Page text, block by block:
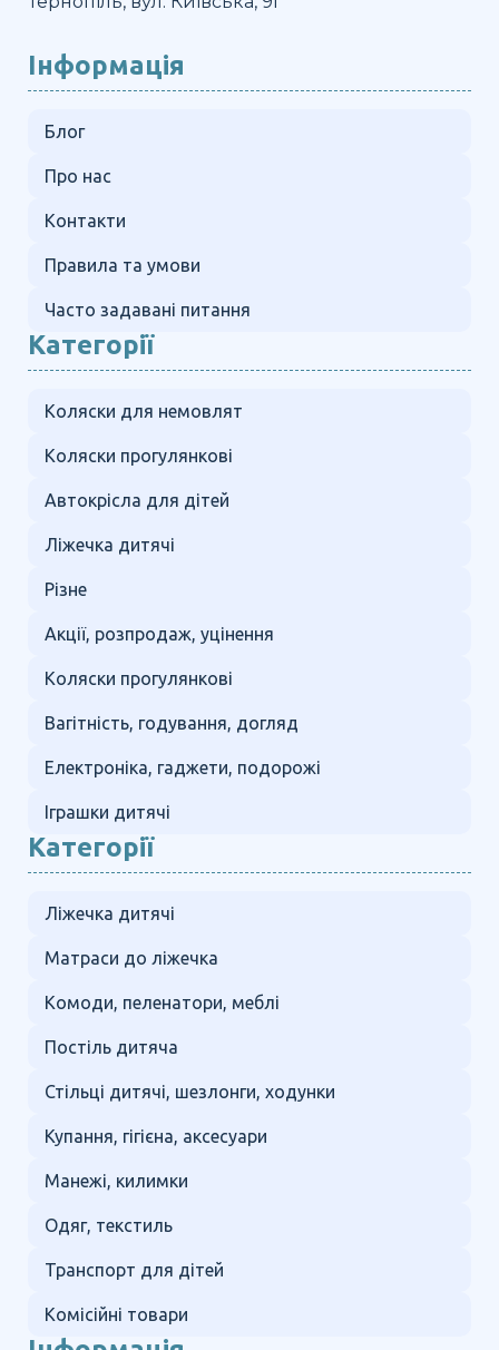
Інформація
Блог
Про нас
Контакти
Правила та умови
Часто задавані питання
Категорії
Коляски для немовлят
Коляски прогулянкові
Автокрісла для дітей
Ліжечка дитячі
Різне
Акції, розпродаж, уцінення
Коляски прогулянкові
Вагітність, годування, догляд
Електроніка, гаджети, подорожі
Іграшки дитячі
Категорії
Ліжечка дитячі
Матраси до ліжечка
Комоди, пеленатори, меблі
Постіль дитяча
Стільці дитячі, шезлонги, ходунки
Купання, гігієна, аксесуари
Манежі, килимки
Одяг, текстиль
Транспорт для дітей
Комісійні товари